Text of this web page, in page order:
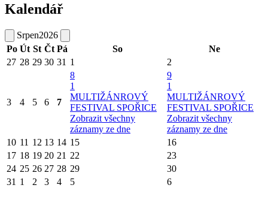
Kalendář
Srpen2026
Po Út St Čt Pá So
Ne
27 28 29 30 31 1 2
3 4 5 6 7
8
1
MULTIŽÁNROVÝ
FESTIVAL SPOŘICE
Zobrazit všechny
záznamy ze dne
9
1
MULTIŽÁNROVÝ
FESTIVAL SPOŘICE
Zobrazit všechny
záznamy ze dne
10 11 12 13 14 15
16
17 18 19 20 21 22
23
24 25 26 27 28 29
30
31 1 2 3 4 5 6